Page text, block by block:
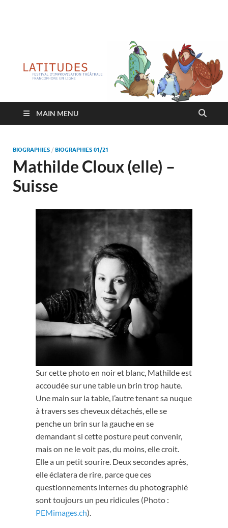
MAIN MENU
BIOGRAPHIES / BIOGRAPHIES 01/21
Mathilde Cloux (elle) –
Suisse
Sur cette photo en noir et blanc, Mathilde est
accoudée sur une table un brin trop haute.
Une main sur la table, l’autre tenant sa nuque
à travers ses cheveux détachés, elle se
penche un brin sur la gauche en se
demandant si cette posture peut convenir,
mais on ne le voit pas, du moins, elle croit.
Elle a un petit sourire. Deux secondes après,
elle éclatera de rire, parce que ces
questionnements internes du photographié
sont toujours un peu ridicules (Photo :
PEMimages.ch).